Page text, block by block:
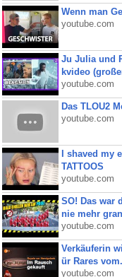
Wenn man
youtube.com
Ju Julia und
kvideo
youtube.com
Das TLOU2
youtube.com
I shaved my
TATTOOS
youtube.com
SO! Das war
nie mehr
youtube.com
Verkäuferin
ür Rares
youtube.com